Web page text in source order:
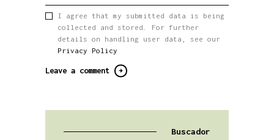
I agree that my submitted data is being
collected and stored. For further
details on handling user data, see our
Privacy Policy
Buscador